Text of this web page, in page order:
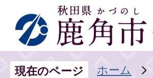
現在のページ ホーム